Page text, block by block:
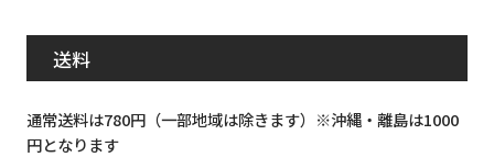
送料
通常送料は780円（一部地域は除きます）※沖縄・離島は1000
円となります